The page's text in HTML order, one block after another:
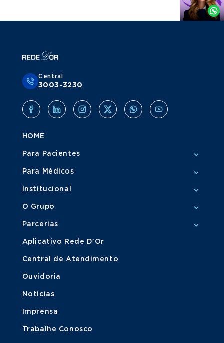
Whatsapp
Central
3003-3230
HOME
Para Pacientes
Para Médicos
Institucional
O Grupo
Parcerias
Aplicativo Rede D'Or
Central de Atendimento
Ouvidoria
Notícias
Imprensa
Trabalhe Conosco